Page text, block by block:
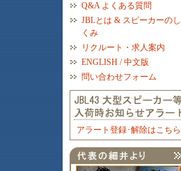
Q&A よくある質問
JBLとは & スピーカーのし
くみ
リクルート・求人案内
ENGLISH / 中文版
問い合わせフォーム
アラート登録･解除はこちら